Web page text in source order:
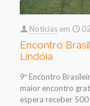
Noticias em
Encontro
Lindóia
9º Encontro
maior encontro
espera receber